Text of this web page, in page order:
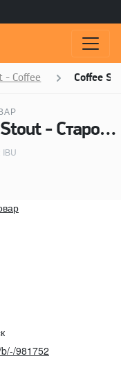
- Coffee Coffee
Пиво Coffee Stout - Староместный пивовар
IBU
981752